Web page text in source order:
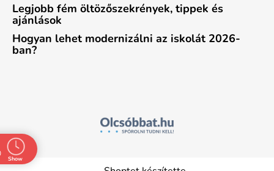
Legjobb fém öltözőszekrények, tippek és
ajánlások
Hogyan lehet modernizálni az iskolát 2026-
ban?
Show